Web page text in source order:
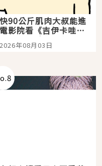
快90公斤肌肉大叔能進
電影院看《吉伊卡哇》
嗎？日本重金屬樂團
「打首」會長與nagano
2026年08月03日
8